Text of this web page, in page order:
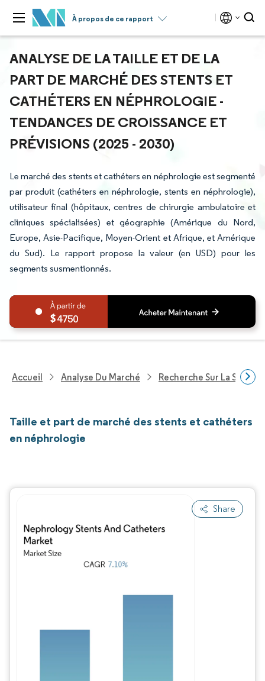
À propos de ce rapport
ANALYSE DE LA TAILLE ET DE LA
PART DE MARCHÉ DES STENTS ET
CATHÉTERS EN NÉPHROLOGIE -
TENDANCES DE CROISSANCE ET
PRÉVISIONS (2025 - 2030)
Le marché des stents et cathéters en néphrologie est segmenté
par produit (cathéters en néphrologie, stents en néphrologie),
utilisateur final (hôpitaux, centres de chirurgie ambulatoire et
cliniques spécialisées) et géographie (Amérique du Nord,
Europe, Asie-Pacifique, Moyen-Orient et Afrique, et Amérique
du Sud). Le rapport propose la valeur (en USD) pour les
segments susmentionnés.
4750
Accueil Analyse Du Marché Recherche Sur La Santé
Taille et part de marché des stents et cathéters
en néphrologie
Share